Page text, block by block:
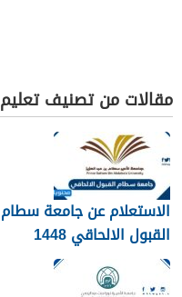
مقالات من تصنيف تعليم
الاستعلام عن جامعة سطام
القبول الالحاقي 1448